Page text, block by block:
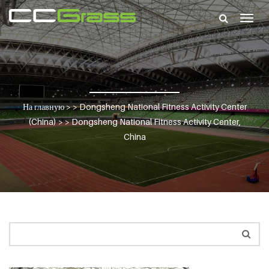
На главную> >Dongsheng National Fitness Activity Center
(China)> >Dongsheng National Fitness Activity Center,
China